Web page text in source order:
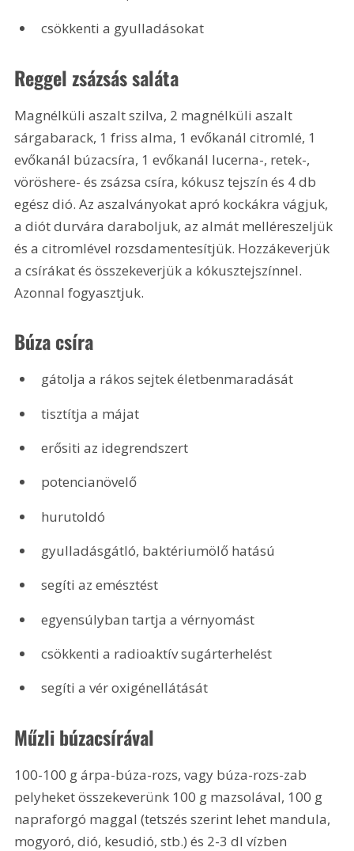
csökkenti a gyulladásokat
Reggel zsázsás saláta
Magnélküli aszalt szilva, 2 magnélküli aszalt
sárgabarack, 1 friss alma, 1 evőkanál citromlé, 1
evőkanál búzacsíra, 1 evőkanál lucerna-, retek-,
vöröshere- és zsázsa csíra, kókusz tejszín és 4 db
egész dió. Az aszalványokat apró kockákra vágjuk,
a diót durvára daraboljuk, az almát melléreszeljük
és a citromlével rozsdamentesítjük. Hozzákeverjük
a csírákat és összekeverjük a kókusztejszínnel.
Azonnal fogyasztjuk.
Búza csíra
gátolja a rákos sejtek életbenmaradását
tisztítja a májat
erősiti az idegrendszert
potencianövelő
hurutoldó
gyulladásgátló, baktériumölő hatású
segíti az emésztést
egyensúlyban tartja a vérnyomást
csökkenti a radioaktív sugárterhelést
segíti a vér oxigénellátását
Műzli búzacsírával
100-100 g árpa-búza-rozs, vagy búza-rozs-zab
pelyheket összekeverünk 100 g mazsolával, 100 g
napraforgó maggal (tetszés szerint lehet mandula,
mogyoró, dió, kesudió, stb.) és 2-3 dl vízben